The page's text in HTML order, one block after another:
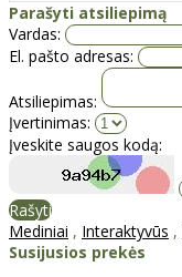
Parašyti atsiliepimą
Vardas:
El. pašto adresas:
Atsiliepimas:
Įvertinimas:
Įveskite saugos kodą:
Rašyti
Mediniai , Interaktyvūs ,
Susijusios prekės